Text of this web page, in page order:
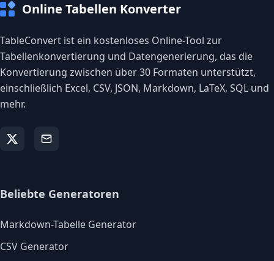
Online Tabellen Konverter
TableConvert ist ein kostenloses Online-Tool zur
Tabellenkonvertierung und Datengenerierung, das die
Konvertierung zwischen über 30 Formaten unterstützt,
einschließlich Excel, CSV, JSON, Markdown, LaTeX, SQL und
mehr.
Beliebte Generatoren
Markdown-Tabelle Generator
CSV Generator